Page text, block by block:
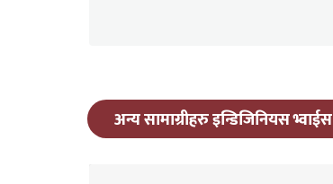
अन्य सामाग्रीहरु इन्डिजिनियस भ्वाईस